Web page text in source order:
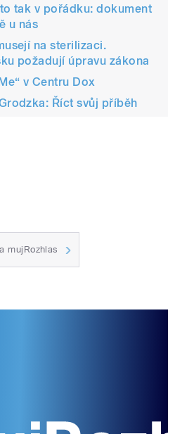
tak v pořádku: dokument
u nás
na sterilizaci.
požadují úpravu zákona
v Centru Dox
Říct svůj příběh
mujRozhlas